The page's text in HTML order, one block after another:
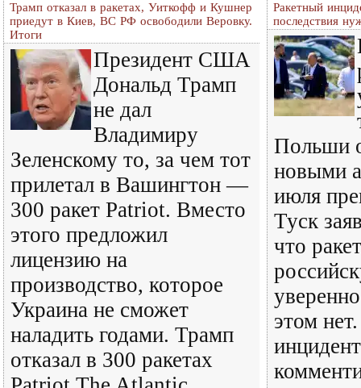
Трамп отказал в ракетах, Уиткофф и Кушнер
приедут в Киев, ВС РФ освободили Веровку.
Итоги
Президент США
Дональд Трамп
не дал
Владимиру
Зеленскому то, за чем тот
прилетал в Вашингтон —
300 ракет Patriot. Вместо
этого предложил
лицензию на
производство, которое
Украина не сможет
наладить годами. Трамп
отказал в 300 ракетах
Ракетный
последствия
Польши
новыми
июля
Туск
что
этом